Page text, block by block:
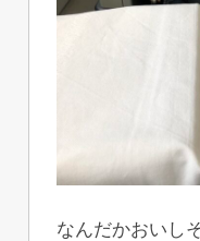
なんだかおいし